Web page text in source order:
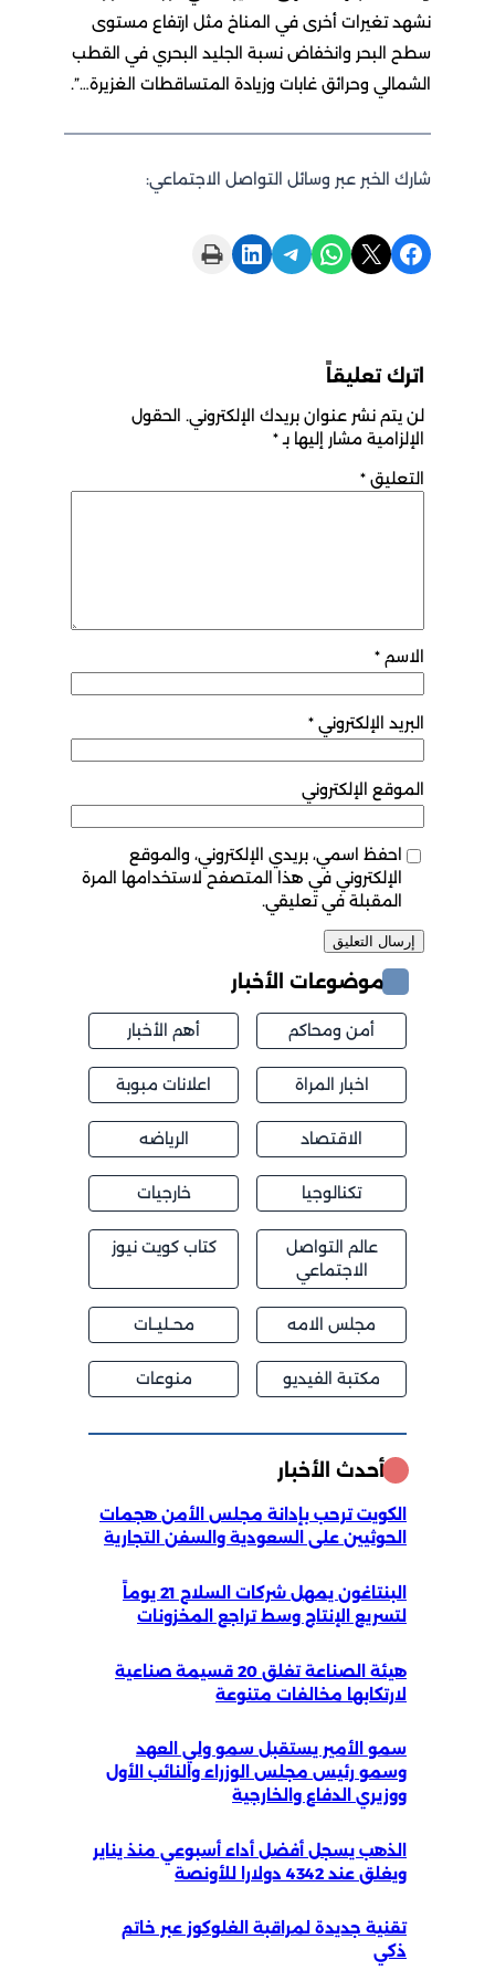
نشهد تغيرات أخرى في المناخ مثل ارتفاع مستوى
سطح البحر وانخفاض نسبة الجليد البحري في القطب
الشمالي وحرائق غابات وزيادة المتساقطات الغزيرة…”.
شارك الخبر عبر وسائل التواصل الاجتماعي:
Share on Facebook
Share on X
Share on WhatsApp
Share on Telegram
Share on LinkedIn
Print this Page
اترك تعليقاً
لن يتم نشر عنوان بريدك الإلكتروني. الحقول
الإلزامية مشار إليها بـ *
التعليق*
الاسم*
البريد الإلكتروني *
الموقع الإلكتروني
احفظ اسمي، بريدي الإلكتروني، والموقع
الإلكتروني في هذا المتصفح لاستخدامها المرة
المقبلة في تعليقي.
موضوعات الأخبار
أمن ومحاكم أهم الأخبار
اخبار المراة اعلانات مبوبة
الاقتصاد الرياضه
تكنالوجيا خارجيات
عالم التواصل
الاجتماعي
كتاب كويت نيوز
مجلس الامه محــليــات
مكتبة الفيديو منوعات
أحدث الأخبار
الكويت ترحب بإدانة مجلس الأمن هجمات
الحوثيين على السعودية والسفن التجارية
البنتاغون يمهل شركات السلاح 21 يوماً
لتسريع الإنتاج وسط تراجع المخزونات
هيئة الصناعة تغلق 20 قسيمة صناعية
لارتكابها مخالفات متنوعة
سمو الأمير يستقبل سمو ولي العهد
وسمو رئيس مجلس الوزراء والنائب الأول
ووزيري الدفاع والخارجية
الذهب يسجل أفضل أداء أسبوعي منذ يناير
ويغلق عند 4342 دولارا للأونصة
تقنية جديدة لمراقبة الغلوكوز عبر خاتم
ذكي